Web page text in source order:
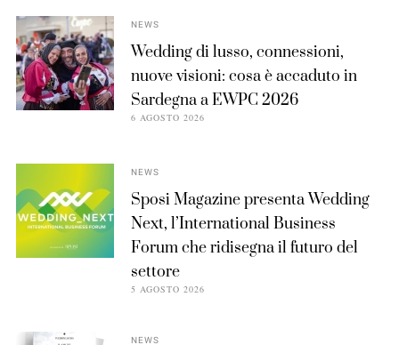
NEWS
Wedding di lusso, connessioni,
nuove visioni: cosa è accaduto in
Sardegna a EWPC 2026
6 AGOSTO 2026
NEWS
Sposi Magazine presenta Wedding
Next, l’International Business
Forum che ridisegna il futuro del
settore
5 AGOSTO 2026
NEWS